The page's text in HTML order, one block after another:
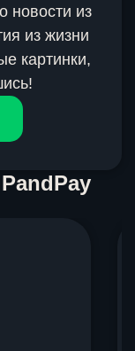
новости из
из жизни
картинки,